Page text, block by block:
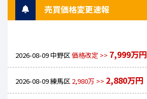
売買価格変更速報
2026-08-09中野区価格改定 >> 7,999万円
2026-08-09練馬区 2,980万 >> 2,880万円